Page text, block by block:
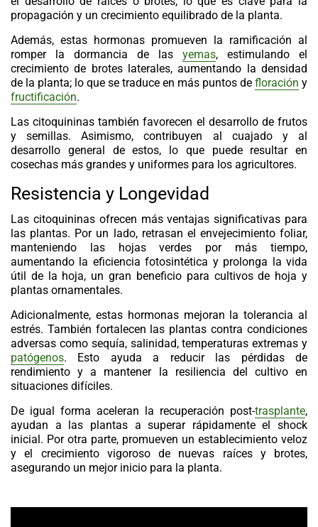
propagación y un crecimiento equilibrado de la planta.
Además, estas hormonas promueven la ramificación al
romper la dormancia de las yemas, estimulando el
crecimiento de brotes laterales, aumentando la densidad
de la planta; lo que se traduce en más puntos de floración y
fructificación.
Lascitoquininas también favorecen el desarrollo de frutos
y semillas. Asimismo, contribuyen al cuajado y al
desarrollo general de estos, lo que puede resultar en
cosechas más grandes y uniformes para los agricultores.
Resistencia y Longevidad
Las citoquininasofrecen más ventajas significativas para
las plantas. Por un lado, retrasan el envejecimiento foliar,
manteniendo las hojas verdes por más tiempo,
aumentando la eficiencia fotosintética y prolonga la vida
útil de la hoja, un gran beneficio para cultivos de hoja y
plantas ornamentales.
Adicionalmente, estas hormonas mejoran la tolerancia al
estrés. También fortalecen las plantas contra condiciones
adversas como sequía, salinidad, temperaturas extremas y
patógenos. Esto ayuda a reducir las pérdidas de
rendimiento y a mantener la resiliencia del cultivo en
situaciones difíciles.
De igual forma aceleran la recuperación post-trasplante,
ayudan a las plantas a superar rápidamente el shock
inicial. Por otra parte, promueven un establecimiento veloz
y el crecimiento vigoroso de nuevas raíces y brotes,
asegurando un mejor inicio para la planta.